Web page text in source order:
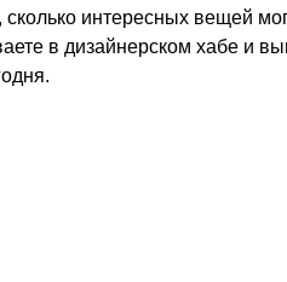
сколько интересных вещей
в дизайнерском хабе и